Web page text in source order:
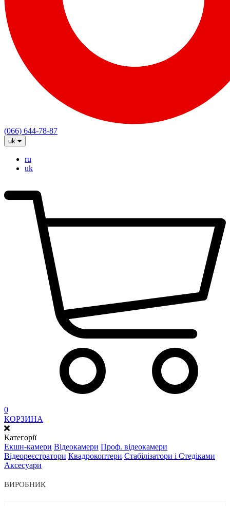
(066) 644-78-87
uk
ru
uk
0
КОРЗИНА
Категорії
Екшн-камери Відеокамери Проф. відеокамери
Відеореєстратори Квадрокоптери Стабілізатори і Стедіками
Аксесуари
ВИРОБНИК